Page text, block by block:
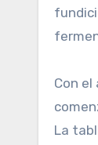
Con
La